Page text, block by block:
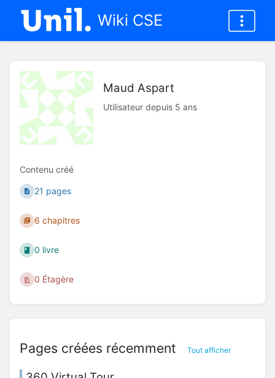
Wiki CSE
Maud Aspart
Utilisateur depuis 5 ans
Contenu créé
21 pages
6 chapitres
0 livre
0 Étagère
Pages créées récemment Tout afficher